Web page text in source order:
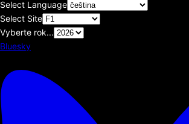
Select Language
Select Site
Vyberte rok...
Bluesky